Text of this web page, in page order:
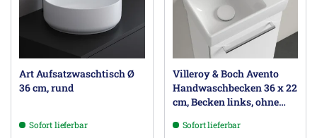
Art Aufsatzwaschtisch Ø
36 cm, rund
Sofort lieferbar
Villeroy & Boch Avento
Handwaschbecken 36 x 22
cm, Becken links, ohne
Sofort lieferbar